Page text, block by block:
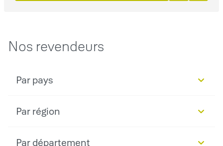
Nos revendeurs
Par pays
Par région
Par département